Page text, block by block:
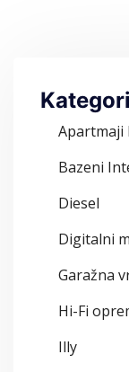
Apartmaji
Bazeni
Diesel
Digitalni
Garažna
Hi-Fi
Illy